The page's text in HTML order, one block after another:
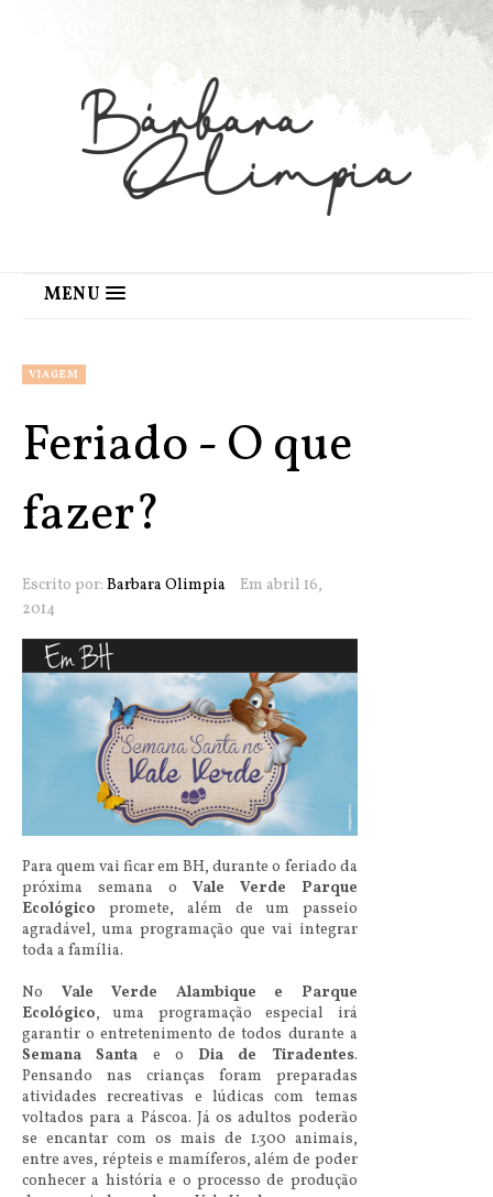
MENU
VIAGEM
Feriado - O que
fazer?
Escrito por: Barbara Olimpia
Em abril 16,
2014
Para quem vai ficar em BH, durante o feriado da
próxima semana o Vale Verde Parque
Ecológico promete, além de um passeio
agradável, uma programação que vai integrar
toda a família.
No Vale Verde Alambique e Parque
Ecológico, uma programação especial irá
garantir o entretenimento de todos durante a
Semana Santa e o Dia de Tiradentes.
Pensando nas crianças foram preparadas
atividades recreativas e lúdicas com temas
voltados para a Páscoa. Já os adultos poderão
se encantar com os mais de 1.300 animais,
entre aves, répteis e mamíferos, além de poder
conhecer a história e o processo de produção